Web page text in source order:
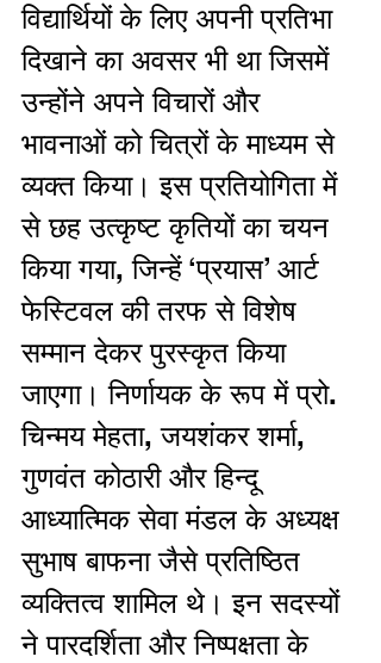
विद्यार्थियों के लिए अपनी प्रतिभा
दिखाने का अवसर भी था जिसमें
उन्होंने अपने विचारों और
भावनाओं को चित्रों के माध्यम से
व्यक्त किया। इस प्रतियोगिता में
से छह उत्कृष्ट कृतियों का चयन
किया गया, जिन्हें ‘प्रयास’ आर्ट
फेस्टिवल की तरफ से विशेष
सम्मान देकर पुरस्कृत किया
जाएगा। निर्णायक के रूप में प्रो.
चिन्मय मेहता, जयशंकर शर्मा,
गुणवंत कोठारी और हिन्दू
आध्यात्मिक सेवा मंडल के अध्यक्ष
सुभाष बाफना जैसे प्रतिष्ठित
व्यक्तित्व शामिल थे। इन सदस्यों
ने पारदर्शिता और निष्पक्षता के